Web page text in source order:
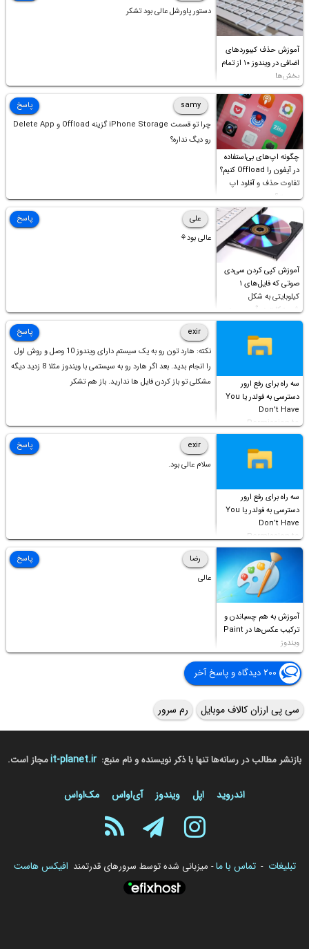
آموزش حذف کیبوردهای
اضافی در ویندوز ۱۰ از تمام
بخش‌ها
دستور پاورشل عالی بود تشکر
چگونه اپ‌های بی‌استفاده
در آیفون را Offload کنیم؟
تفاوت حذف و آفلود اپ
چیست؟
samy
چرا تو قسمت iPhone Storage گزینه Offload و Delete App
رو دیگ نداره؟
پاسخ
آموزش کپی کردن سی‌دی
صوتی که فایل‌های ۱
کیلوبایتی به شکل
شورت‌کات در آن موجود
است!
علی
عالی بود⚘
پاسخ
سه راه برای رفع ارور
دسترسی به فولدر یا You
Don’t Have
Permission to
Access this folder
exir
نکته: هارد تون رو به یک سیستم دارای ویندوز 10 وصل و روش اول
را انجام بدید. بعد اگر هارد رو به سیستمی با ویندوز مثلا 8 زدید دیگه
مشکلی تو باز کردن فایل ها ندارید. باز هم تشکر
پاسخ
سه راه برای رفع ارور
دسترسی به فولدر یا You
Don’t Have
Permission to
Access this folder
exir
سلام عالی بود.
پاسخ
آموزش به هم چسباندن و
ترکیب عکس‌ها در Paint
ویندوز
رضا
عالی
پاسخ
۲۰۰ دیدگاه و پاسخ آخر
سی پی ارزان کالاف موبایل رم سرور
بازنشر مطالب در رسانه‌ها تنها با ذکر نویسنده و نام منبع: it-planet.irمجاز است.
اندروید اپل ویندوز آی‌او‌اس مک‌او‌اس
تبلیغات - تماس با ما- میزبانی شده توسط سرورهای قدرتمند افیکس هاست